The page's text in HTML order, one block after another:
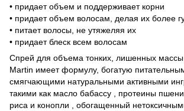
• придает объем и поддерживает корни
• придает объем волосам, делая их более
• питает волосы, не утяжеляя их
• придает блеск всем волосам
Спрей для объема тонких, лишенных массы
Martin имеет формулу, богатую
смягчающими натуральными активными
такими как масло бабассу , протеины
риса и конопли , обогащенный